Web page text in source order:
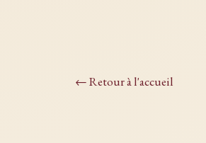
← Retour à l'accueil